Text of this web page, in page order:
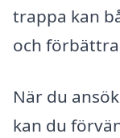
trappa kan
och
När du
kan du